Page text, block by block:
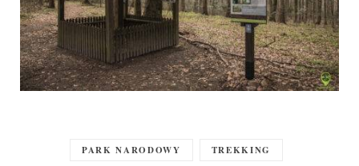
PARK NARODOWY TREKKING